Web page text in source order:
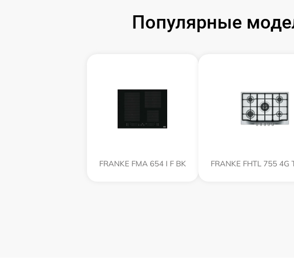
Популярные
FRANKE FMA 654 I F BK FRANKE FHTL 755 4G